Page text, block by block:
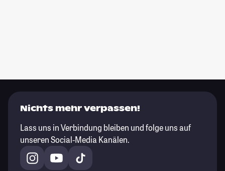
Nichts mehr verpassen!
Lass uns in Verbindung bleiben und folge uns auf
unseren Social-Media Kanälen.